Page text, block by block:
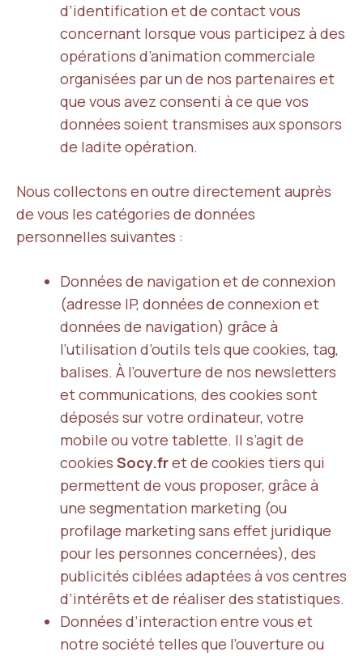
d’identification et de contact vous
concernant lorsque vous participez à des
opérations d’animation commerciale
organisées par un de nos partenaires et
que vous avez consenti à ce que vos
données soient transmises aux sponsors
de ladite opération.
Nous collectons en outre directement auprès
de vous les catégories de données
personnelles suivantes :
Données de navigation et de connexion
(adresse IP, données de connexion et
données de navigation) grâce à
l’utilisation d’outils tels que cookies, tag,
balises. À l’ouverture de nos newsletters
et communications, des cookies sont
déposés sur votre ordinateur, votre
mobile ou votre tablette. Il s’agit de
cookies Socy.fret de cookies tiers qui
permettent de vous proposer, grâce à
une segmentation marketing (ou
profilage marketing sans effet juridique
pour les personnes concernées), des
publicités ciblées adaptées à vos centres
d’intérêts et de réaliser des statistiques.
Données d’interaction entre vous et
notre société telles que l’ouverture ou